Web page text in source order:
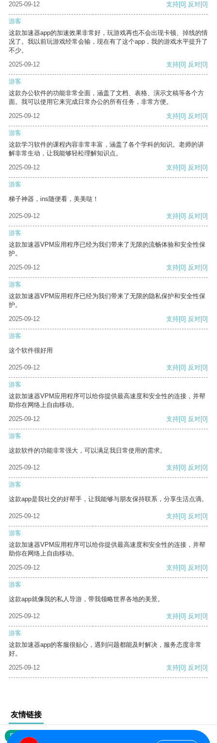
2025-09-12 支持[0] 反对[0]
游客
这款加速器app的加速效果非常好，玩游戏再也不会出现卡顿、掉线的情
况了。我以前玩游戏经常会输，现在有了这个app，我的游戏水平提升了
不少。
2025-09-12
支持[0] 反对[0]
游客
这款办公软件的功能非常全面，涵盖了文档、表格、演示文稿等各个方
面。我可以使用它来完成日常办公的所有任务，非常方便。
2025-09-12
支持[0] 反对[0]
游客
这款学习软件的课程内容非常丰富，涵盖了各个学科的知识。老师的讲
解非常生动，让我能够轻松理解知识点。
2025-09-12
支持[0] 反对[0]
游客
梯子神器，ins随便看，美美哒！
2025-09-12 支持[0] 反对[0]
游客
这款加速器VPM应用程序已经为我们带来了无限的流畅体验和安全性保
护。
2025-09-12
支持[0] 反对[0]
游客
这款加速器VPM应用程序已经为我们带来了无限的隐私保护和安全性保
护。
2025-09-12
支持[0] 反对[0]
游客
这个软件很好用
2025-09-12 支持[0] 反对[0]
游客
这款加速器VPM应用程序可以给你提供最高速度和安全性的连接，并帮
助你在网络上自由移动。
2025-09-12
支持[0] 反对[0]
游客
这款软件的功能非常强大，可以满足我日常使用的需求。
2025-09-12 支持[0] 反对[0]
游客
这款app是我社交的好帮手，让我能够与朋友保持联系，分享生活点滴。
2025-09-12 支持[0] 反对[0]
游客
这款加速器VPM应用程序可以给你提供最高速度和安全性的连接，并帮
助你在网络上自由移动。
2025-09-12
支持[0] 反对[0]
游客
这款app就像我的私人导游，带我领略世界各地的美景。
2025-09-12 支持[0] 反对[0]
游客
这款加速器app的客服很贴心，遇到问题都能及时解决，服务态度非常
好。
2025-09-12
支持[0] 反对[0]
友情链接
网站地图